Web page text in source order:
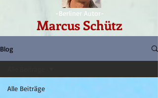
-Berliner Autor-
Marcus Schütz
Blog
Alle Beiträge